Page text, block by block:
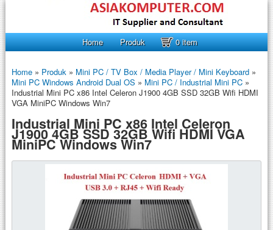
Home Produk 0 item
Home» Produk» Mini PC / TV Box / Media Player / Mini Keyboard»
Mini PC Windows Android Dual OS » Mini PC / Industrial Mini PC»
Industrial Mini PC x86 Intel Celeron J1900 4GB SSD 32GB Wifi HDMI
VGA MiniPC Windows Win7
Industrial Mini PC x86 Intel Celeron
J1900 4GB SSD 32GB Wifi HDMI VGA
MiniPC Windows Win7